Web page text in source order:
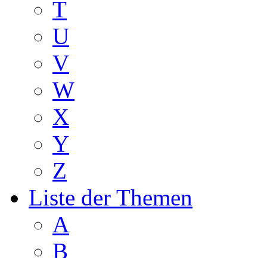
T
U
V
W
X
Y
Z
Liste der Themen
A
B